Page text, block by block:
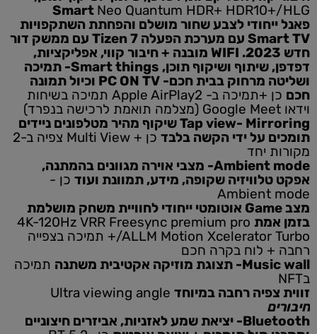
Smart Neo Quantum HDR+ HDR10+/HLG
פאנל ייחודי לצבע שחור מושלם והפחתת השתקפויות
Smart TV עם מערכת הפעלה Tizen 7 עם ממשק דור
חדש 2023. WIFI מובנה + חיבור קווי, אפליקציות,
דפדפן, שיתוף ושיקוף תוכן, Smart things- תמיכה
ושליטה מרחוק בבית חכם- PC ON TV וכיול תמונה
חכם
כן +תמיכה ב- Apple AirPlay2 תמיכה בשיחות
וידאו Google Meet (מצלמה תואמת לרכישה בנפרד)
Tap view- Mirroring שיקוף מהיר מטלפונים ניידים
תומכים על ידי הקשה בלבד
כן + Multi View צפיה ב-2
מקורות יחד
Ambient mode- מצבי אוירה מגוונים בהמתנה,
אפקט טלוויזיה שקופה, מידע, תמוונת ועוד כן -
Ambient mode
מצב Game אוטומטי ייחודי לחוויית משחק מושלמת
בזמן אמת 4K-120Hz VRR Freesync premium pro
/ALLM Motion Xcelerator Turbo+ תמיכה בצפייה
רחבה + לוח בקרה חכם
Music wall- תצוגת מוזיקה אקטיבית משתנה
תמיכה
בNFT
זווית צפיה רחבה במיוחד Ultra viewing angle
חיבורים
Bluetooth- יציאת שמע לאזניות, אביזרים חיצוניים